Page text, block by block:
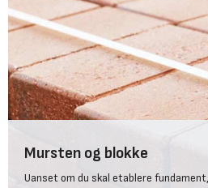
Mursten og blokke
Uanset om du skal etablere